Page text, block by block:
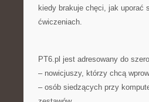
kiedy brakuje chęci, jak uporać
ćwiczeniach.
PT6.pl jest adresowany do
– nowicjuszy, którzy chcą
– osób siedzących przy